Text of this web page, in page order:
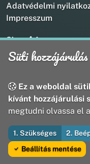
Adatvédelmi
Impresszum
Kapcsolat
+36 20 211 1888
8419 Csesznek, Vasút
© 2026 Útirány
Fejleszti és üzemelteti
Süti hozzájárulás
Ez a weboldal
kívánt hozzájárulási
megtudni olvassa el
1. Szükséges 2.
Beállítás mentése